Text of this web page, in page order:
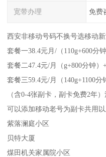
宽带办理 免费
西安非移动号码不换号选移动新
套餐一38.4元月/（110g+600分
套餐二47.4元/月（g+800分钟）
套餐三59.4元/月（140g+1100分
（含0-4张副卡，副卡免费2年
可以添加移动老号为副卡共用
紫落澜庭小区
贝特大厦
煤田机关家属院小区